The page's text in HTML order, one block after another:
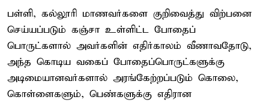
பள்ளி, கல்லூரி மாணவர்களை குறிவைத்து விற்பனை
செய்யப்படும் கஞ்சா உள்ளிட்ட போதைப்
பொருட்களால் அவர்களின் எதிர்காலம் வீணாவதோடு,
அந்த கொடிய வகைப் போதைப்பொருட்களுக்கு
அடிமையானவர்களால் அரங்கேற்றப்படும் கொலை,
கொள்ளைகளும், பெண்களுக்கு எதிரான